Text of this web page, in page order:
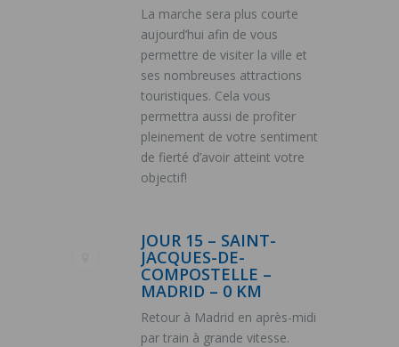
La marche sera plus courte
aujourd’hui afin de vous
permettre de visiter la ville et
ses nombreuses attractions
touristiques. Cela vous
permettra aussi de profiter
pleinement de votre sentiment
de fierté d’avoir atteint votre
objectif!
JOUR 15 – SAINT-
JACQUES-DE-
COMPOSTELLE –
MADRID – 0 KM
Retour à Madrid en après-midi
par train à grande vitesse.